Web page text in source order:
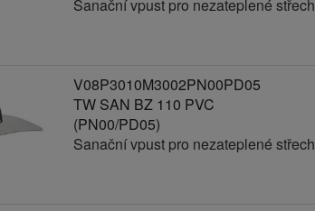
Sanační vpust pro nezateplené
V08P3010M3002PN00PD05
TW SAN BZ 110 PVC
(PN00/PD05)
Sanační vpust pro nezateplené